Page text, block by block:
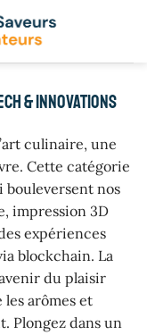
& INNOVATIONS
culinaire, une
Cette catégorie
bouleversent nos
impression 3D
expériences
blockchain. La
du plaisir
arômes et
Plongez dans un